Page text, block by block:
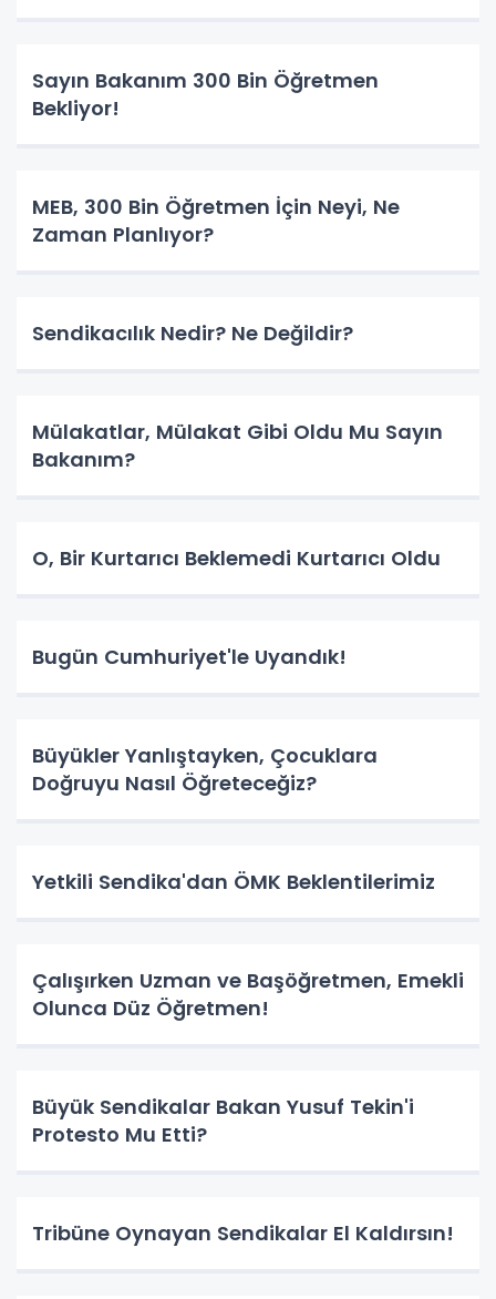
Sayın Bakanım 300 Bin Öğretmen
Bekliyor!
MEB, 300 Bin Öğretmen İçin Neyi, Ne
Zaman Planlıyor?
Sendikacılık Nedir? Ne Değildir?
Mülakatlar, Mülakat Gibi Oldu Mu Sayın
Bakanım?
O, Bir Kurtarıcı Beklemedi Kurtarıcı Oldu
Bugün Cumhuriyet'le Uyandık!
Büyükler Yanlıştayken, Çocuklara
Doğruyu Nasıl Öğreteceğiz?
Yetkili Sendika'dan ÖMK Beklentilerimiz
Çalışırken Uzman ve Başöğretmen, Emekli
Olunca Düz Öğretmen!
Büyük Sendikalar Bakan Yusuf Tekin'i
Protesto Mu Etti?
Tribüne Oynayan Sendikalar El Kaldırsın!